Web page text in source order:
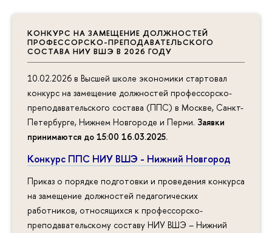
КОНКУРС НА ЗАМЕЩЕНИЕ ДОЛЖНОСТЕЙ
ПРОФЕССОРСКО-ПРЕПОДАВАТЕЛЬСКОГО
СОСТАВА НИУ ВШЭ В 2026 ГОДУ
10.02.2026 в Высшей школе экономики стартовал
конкурс на замещение должностей профессорско-
преподавательского состава (ППС) в Москве, Санкт-
Петербурге, Нижнем Новгороде и Перми. Заявки
принимаются до 15:00 16.03.2025.
Конкурс ППС НИУ ВШЭ - Нижний Новгород
Приказ о порядке подготовки и проведения конкурса
на замещение должностей педагогических
работников, относящихся к профессорско-
преподавательскому составу НИУ ВШЭ – Нижний